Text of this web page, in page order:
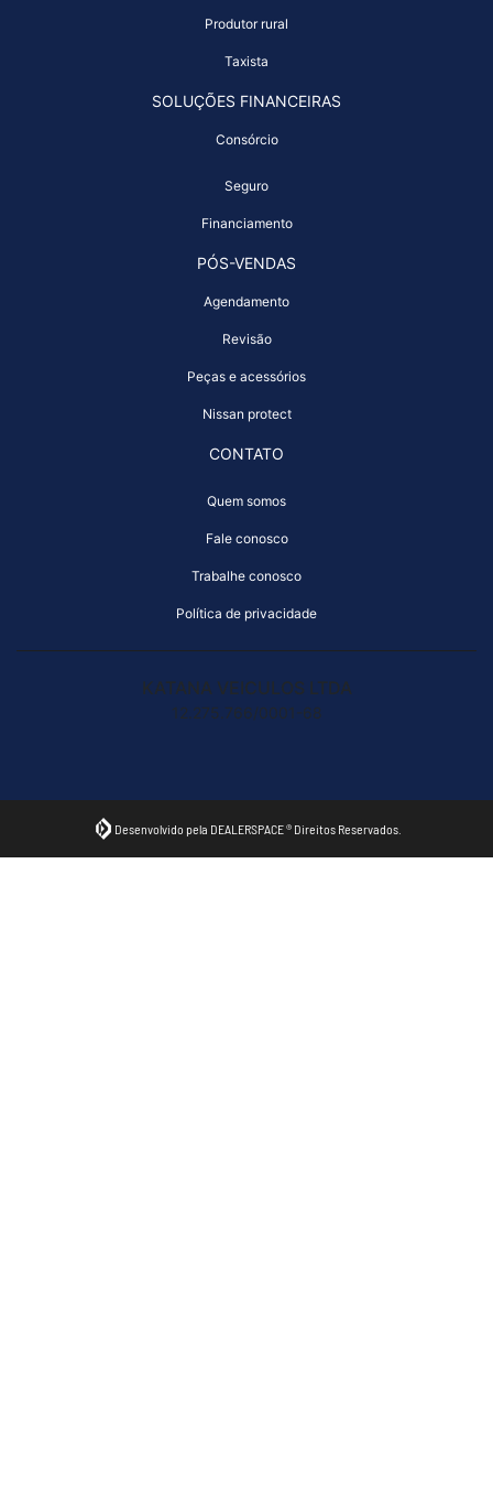
Produtor rural
Taxista
SOLUÇÕES FINANCEIRAS
Consórcio
Seguro
Financiamento
PÓS-VENDAS
Agendamento
Revisão
Peças e acessórios
Nissan protect
CONTATO
Quem somos
Fale conosco
Trabalhe conosco
Política de privacidade
KATANA VEICULOS LTDA
12.275.766/0001-68
Desenvolvido pela DEALERSPACE ® Direitos Reservados.